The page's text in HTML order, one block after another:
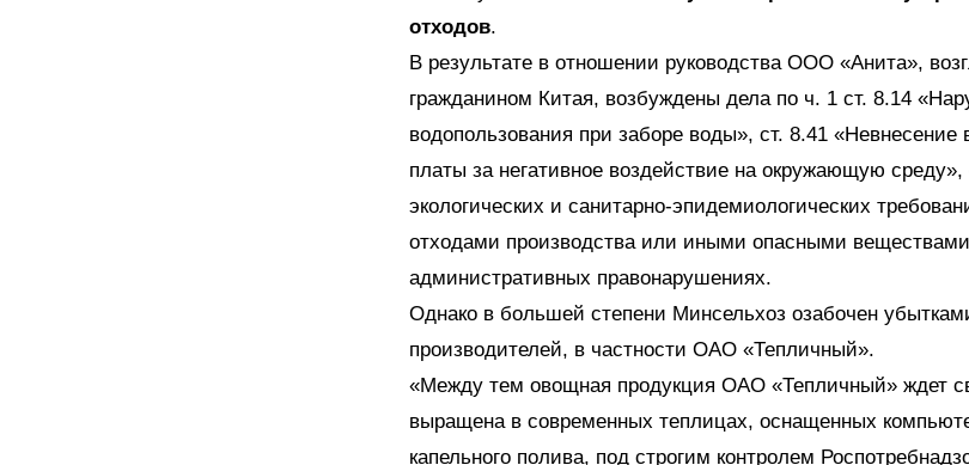
отходов.
В результате в отношении руководства ООО «Анита»,
гражданином Китая, возбуждены дела по ч. 1 ст. 8.14
водопользования при заборе воды», ст. 8.41 «Невнесение
платы за негативное воздействие на окружающую
экологических и санитарно-эпидемиологических
отходами производства или иными опасными
административных правонарушениях.
Однако в большей степени Минсельхоз озабочен
производителей, в частности ОАО «Тепличный».
«Между тем овощная продукция ОАО «Тепличный» ждет
выращена в современных теплицах, оснащенных
капельного полива, под строгим контролем